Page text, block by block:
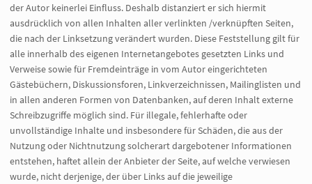
der Autor keinerlei Einfluss. Deshalb distanziert er sich hiermit
ausdrücklich von allen Inhalten aller verlinkten /verknüpften Seiten,
die nach der Linksetzung verändert wurden. Diese Feststellung gilt für
alle innerhalb des eigenen Internetangebotes gesetzten Links und
Verweise sowie für Fremdeinträge in vom Autor eingerichteten
Gästebüchern, Diskussionsforen, Linkverzeichnissen, Mailinglisten und
in allen anderen Formen von Datenbanken, auf deren Inhalt externe
Schreibzugriffe möglich sind. Für illegale, fehlerhafte oder
unvollständige Inhalte und insbesondere für Schäden, die aus der
Nutzung oder Nichtnutzung solcherart dargebotener Informationen
entstehen, haftet allein der Anbieter der Seite, auf welche verwiesen
wurde, nicht derjenige, der über Links auf die jeweilige